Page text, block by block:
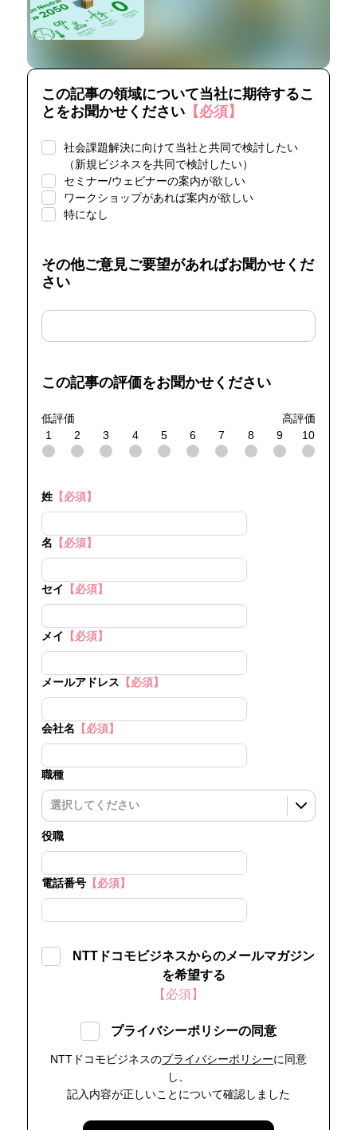
みについてお話しいただきました。後半では、実
際にデコ活に取り組んでいる企業の方を交えたク
ロストークをお届けします。 今後の脱炭素経営に
い。 ▼こんな方におすすめ▼ ・自社のカーボン
ニュートラル推進を担当している方 ・脱炭素経営
この記事の領域について当社に期待するこ
とをお聞かせください【必須】
社会課題解決に向けて当社と共同で検討したい
（新規ビジネスを共同で検討したい）
セミナー/ウェビナーの案内が欲しい
ワークショップがあれば案内が欲しい
特になし
その他ご意見ご要望があればお聞かせくだ
さい
この記事の評価をお聞かせください
低評価
高評価
1
2 3 4 5 6 7 8 9 10
姓【必須】
名 【必須】
セイ 【必須】
メイ 【必須】
メールアドレス 【必須】
会社名 【必須】
職種
役職
電話番号【必須】
NTTドコモビジネスからのメールマガジン
を希望する
【必須】
プライバシーポリシーの同意
NTTドコモビジネスのプライバシーポリシーに同意
し、
記入内容が正しいことについて確認しました